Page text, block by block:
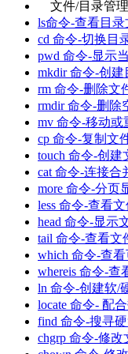
文件/目录管理
ls命令-查看目录
cd 命令-切换目
pwd 命令-显示
mkdir 命令-创建
rm 命令-删除文
rmdir 命令-删除
mv 命令-移动或
cp 命令-复制文
touch 命令-创
cat 命令-连接合
more 命令-分页
less 命令-查看
head 命令-显示
tail 命令-查看文
which 命令-查
whereis 命令-查
ln 命令-创建软/
locate 命令- 配
find 命令-搜寻
chgrp 命令-修改